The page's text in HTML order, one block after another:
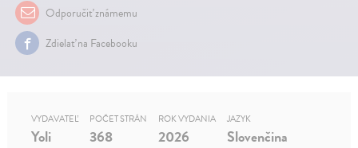
Odporučiť známemu
Zdielať na Facebooku
VYDAVATEĽ
Yoli
POČET STRÁN
368
ROK VYDANIA
2026
JAZYK
Slovenčina